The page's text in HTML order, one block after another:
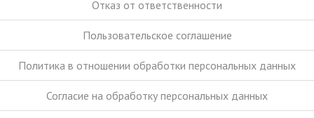
Отказ от ответственности
Пользовательское соглашение
Политика в отношении обработки персональных данных
Согласие на обработку персональных данных